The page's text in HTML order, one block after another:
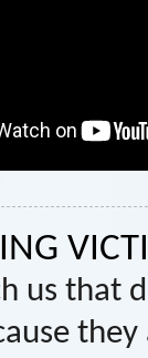
us that
they